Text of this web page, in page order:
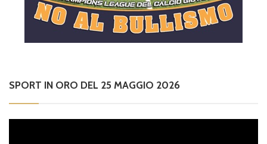
SPORT IN ORO DEL 25 MAGGIO 2026